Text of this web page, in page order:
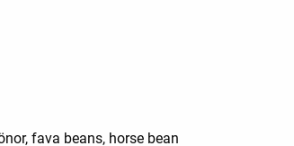
fava beans, horse bean